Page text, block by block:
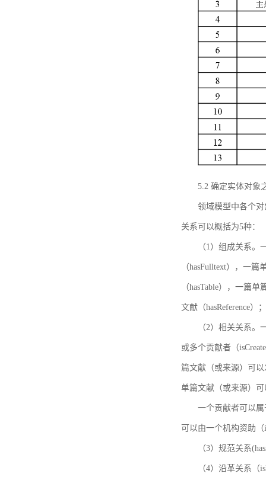
5.2 确定实体对象
领域模型中各个
关系可以概括为5种：
（1）组成关系
（hasFulltext），一
（hasTable），一篇
文献（hasReference）；
（2）相关关系
或多个贡献者（
篇文献（或来源）可
单篇文献（或来源）可
一个贡献者可以
可以由一个机构资助（
（3）规范关系
（4）沿革关系